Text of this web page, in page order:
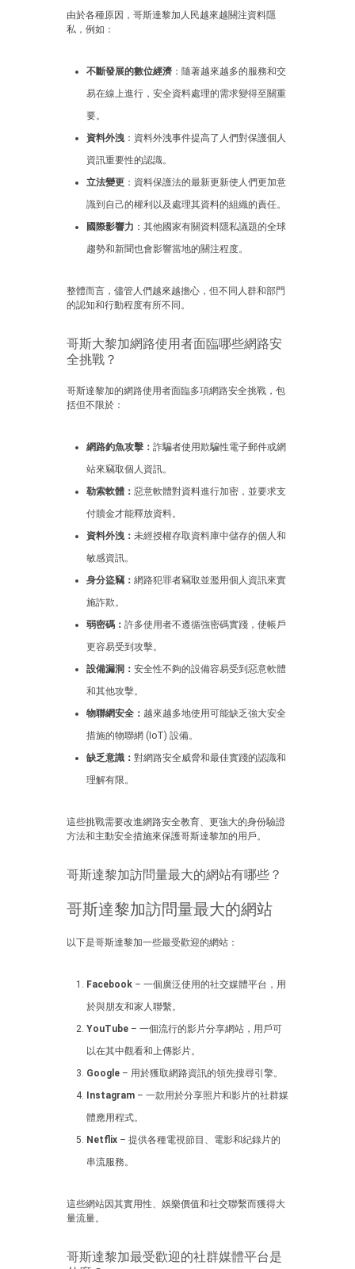
由於各種原因，哥斯達黎加人民越來越關注資料隱
私，例如：
不斷發展的數位經濟 ：隨著越來越多的服務和交
易在線上進行，安全資料處理的需求變得至關重
要。
資料外洩 ：資料外洩事件提高了人們對保護個人
資訊重要性的認識。
立法變更 ：資料保護法的最新更新使人們更加意
識到自己的權利以及處理其資料的組織的責任。
國際影響力 ：其他國家有關資料隱私議題的全球
趨勢和新聞也會影響當地的關注程度。
整體而言，儘管人們越來越擔心，但不同人群和部門
的認知和行動程度有所不同。
哥斯大黎加網路使用者面臨哪些網路安
全挑戰？
哥斯達黎加的網路使用者面臨多項網路安全挑戰，包
括但不限於：
網路釣魚攻擊： 詐騙者使用欺騙性電子郵件或網
站來竊取個人資訊。
勒索軟體： 惡意軟體對資料進行加密，並要求支
付贖金才能釋放資料。
資料外洩： 未經授權存取資料庫中儲存的個人和
敏感資訊。
身分盜竊： 網路犯罪者竊取並濫用個人資訊來實
施詐欺。
弱密碼： 許多使用者不遵循強密碼實踐，使帳戶
更容易受到攻擊。
設備漏洞： 安全性不夠的設備容易受到惡意軟體
和其他攻擊。
物聯網安全： 越來越多地使用可能缺乏強大安全
措施的物聯網 (IoT) 設備。
缺乏意識： 對網路安全威脅和最佳實踐的認識和
理解有限。
這些挑戰需要改進網路安全教育、更強大的身份驗證
方法和主動安全措施來保護哥斯達黎加的用戶。
哥斯達黎加訪問量最大的網站有哪些？
哥斯達黎加訪問量最大的網站
以下是哥斯達黎加一些最受歡迎的網站：
Facebook – 一個廣泛使用的社交媒體平台，用
於與朋友和家人聯繫。
YouTube – 一個流行的影片分享網站，用戶可
以在其中觀看和上傳影片。
Google – 用於獲取網路資訊的領先搜尋引擎。
Instagram – 一款用於分享照片和影片的社群媒
體應用程式。
Netflix – 提供各種電視節目、電影和紀錄片的
串流服務。
這些網站因其實用性、娛樂價值和社交聯繫而獲得大
量流量。
哥斯達黎加最受歡迎的社群媒體平台是